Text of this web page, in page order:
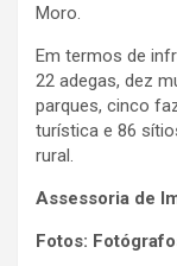
Moro.
Em termos de
22 adegas, dez
parques, cinco
turística e 86
rural.
Assessoria de
Fotos: